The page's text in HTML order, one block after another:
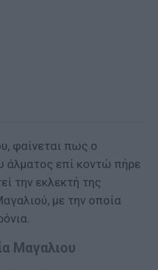
φαίνεται πως ο
άλματος επί κοντώ πήρε
την εκλεκτή της
με την οποία
Μαγαλιου